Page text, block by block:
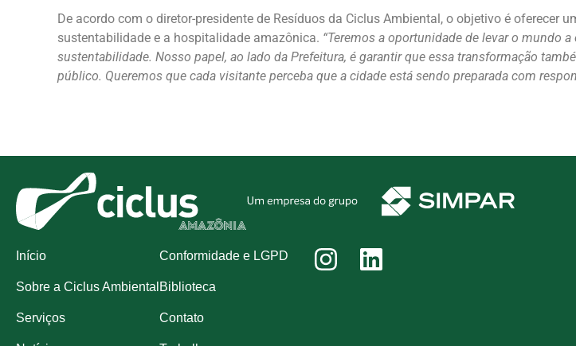
De acordo com o diretor-presidente de Resíduos da Ciclus Ambiental, o objetivo é oferecer
sustentabilidade e a hospitalidade amazônica. “Teremos a oportunidade de levar o mundo
sustentabilidade. Nosso papel, ao lado da Prefeitura, é garantir que essa transformação
público. Queremos que cada visitante perceba que a cidade está sendo preparada com
Início
Sobre a Ciclus Ambiental
Serviços
Conformidade e LGPD
Biblioteca
Contato